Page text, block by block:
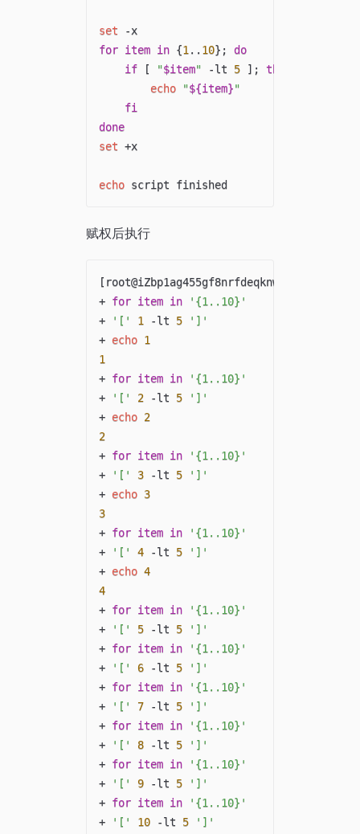
set
-x
for item in {1 .. 10} ;
do
if
[ "$item" -lt 5 ] ;
then
echo
"${item}"
fi
done
set +x
echo
赋权后执行
[ root@iZbp1ag455gf8nrfdeqknwZ shell_set
+ for item in
'{1..10}'
+
'[' 1 -lt 5
']'
+ echo 1
1
+ for item in
'{1..10}'
+
'[' 2 -lt 5
']'
+ echo 2
2
+ for item in
'{1..10}'
+
'[' 3 -lt 5
']'
+ echo 3
3
+ for item in
'{1..10}'
+
'[' 4 -lt 5
']'
+ echo 4
4
+ for item in
'{1..10}'
+
'[' 5 -lt 5
']'
+ for item in
'{1..10}'
+
'[' 6 -lt 5
']'
+ for item in
'{1..10}'
+
'[' 7 -lt 5
']'
+ for item in
'{1..10}'
+
'[' 8 -lt 5
']'
+ for item in
'{1..10}'
+
'[' 9 -lt 5
']'
+ for item in
'{1..10}'
+
'[' 10 -lt 5
']'